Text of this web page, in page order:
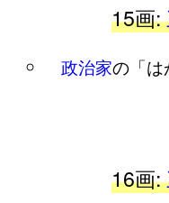
15画:
政治家の「は
16画: